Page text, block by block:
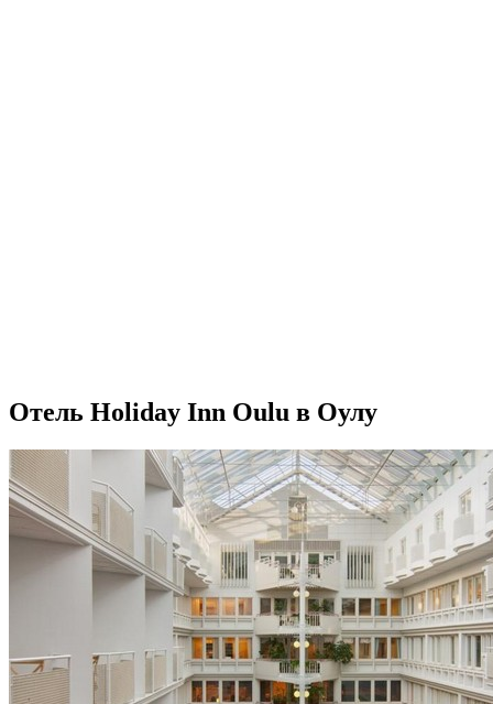
Отель Holiday Inn Oulu в Оулу